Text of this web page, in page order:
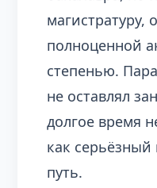
магистратуру,
полноценной
степенью.
не оставлял
долгое время
как
путь.